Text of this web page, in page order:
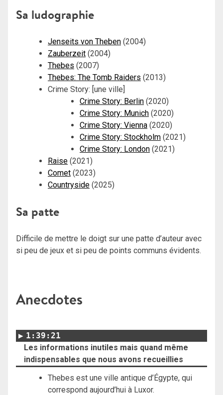
Sa ludographie
Jenseits von Theben (2004)
Zauberzeit (2004)
Thebes (2007)
Thebes: The Tomb Raiders (2013)
Crime Story: [une ville]
Crime Story: Berlin (2020)
Crime Story: Munich (2020)
Crime Story: Vienna (2020)
Crime Story: Stockholm (2021)
Crime Story: London (2021)
Raise (2021)
Comet (2023)
Countryside (2025)
Sa patte
Difficile de mettre le doigt sur une patte d’auteur avec
si peu de jeux et si peu de points communs évidents.
Anecdotes
1:39:21
Les informations inutiles mais quand même
indispensables que nous avons recueillies
Thebes est une ville antique d’Égypte, qui
correspond aujourd’hui à Luxor.